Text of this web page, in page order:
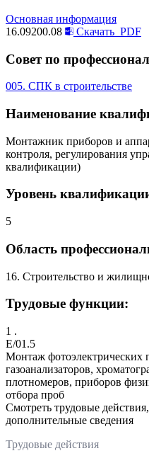
Основная информация
16.09200.08
Скачать PDF
Совет по
005. СПК в строительстве
Наименование
Монтажник приборов и
контроля, регулирования
квалификации)
Уровень
5
Область
16. Строительство и
Трудовые функции:
1 .
E/01.5
Монтаж фотоэлектрических
газоанализаторов,
плотномеров, приборов
отбора проб
Смотреть трудовые
дополнительные сведения
Трудовые действия